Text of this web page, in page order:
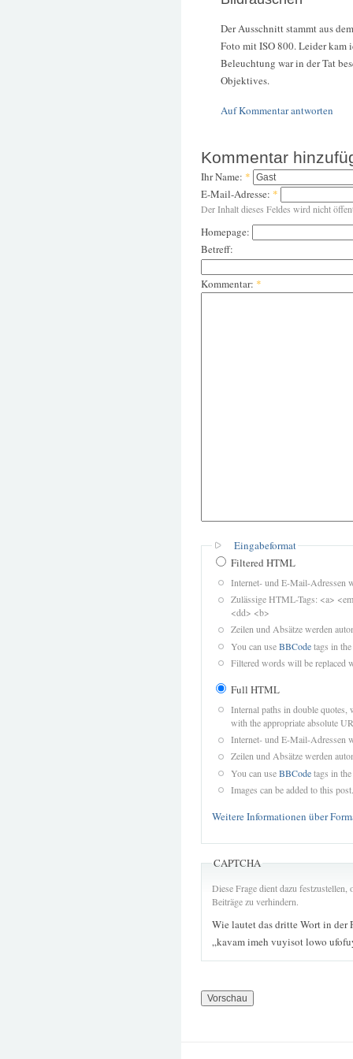
Der Ausschnitt stammt aus
Foto mit ISO 800. Leider kam
Beleuchtung war in der Tat
Objektives.
Auf Kommentar antworten
Kommentar
Ihr Name: *
E-Mail-Adresse: *
Der Inhalt dieses Feldes wird nicht
Homepage:
Betreff:
Kommentar: *
Eingabeformat
Filtered HTML
Internet- und E-Mail-Adressen
Zulässige HTML-Tags: <a>
<dd> <b>
Zeilen und Absätze werden
You can useBBCodetags in
Filtered words will be replaced
Full HTML
Internal paths in double quotes,
with the appropriate absolute
Internet- und E-Mail-Adressen
Zeilen und Absätze werden
You can useBBCodetags in
Images can be added to this post.
Weitere Informationen über
CAPTCHA
Diese Frage dient dazu
Beiträge zu verhindern.
Wie lautet das dritte Wort in der
„kavam imeh vuyisot lowo